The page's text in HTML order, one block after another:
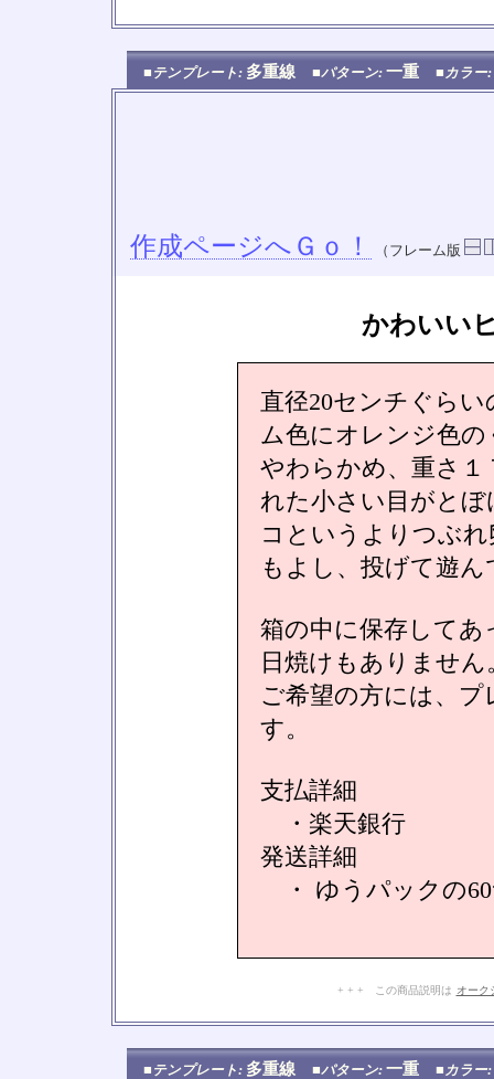
■テンプレート: 多重線 ■パターン: 一重 ■カラー:
作成ページへＧｏ！ （フレーム版
かわいい
直径20センチぐら
ム色にオレンジ色
やわらかめ、重さ１
れた小さい目がと
コというよりつぶ
もよし、投げて遊ん
箱の中に保存してあ
日焼けもありません
ご希望の方には、
す。
支払詳細
・楽天銀行
発送詳細
・ ゆうパックの
+ + + この商品説明は オーク
■テンプレート: 多重線 ■パターン: 一重 ■カラー: